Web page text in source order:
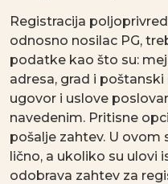
Registracija
odnosno nosilac PG,
podatke kao što su:
adresa, grad i
ugovor i uslove
navedenim. Pritisne
pošalje zahtev. U ovom
lično, a ukoliko su ulovi
odobrava zahtev za